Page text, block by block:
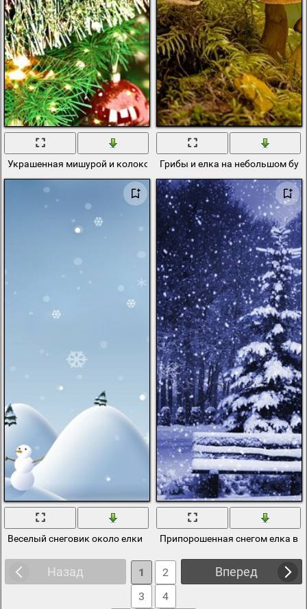
Украшенная мишурой и колокольчиками новогодняя елка
Грибы и елка на небольшом
Веселый снеговик около елки Припорошенная снегом елка в
Назад Вперед
1
2
3
4